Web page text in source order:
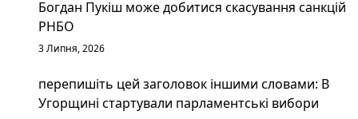
Богдан Пукіш може добитися скасування санкцій
РНБО
3 Липня, 2026
перепишіть цей заголовок іншими словами: В
Угорщині стартували парламентські вибори